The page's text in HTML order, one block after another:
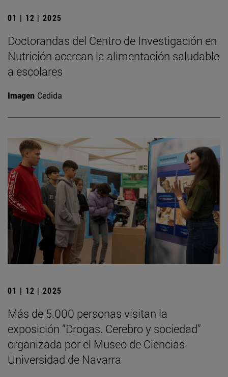
01 | 12 | 2025
Doctorandas del Centro de Investigación en
Nutrición acercan la alimentación saludable
a escolares
Imagen Cedida
01 | 12 | 2025
Más de 5.000 personas visitan la
exposición “Drogas. Cerebro y sociedad”
organizada por el Museo de Ciencias
Universidad de Navarra